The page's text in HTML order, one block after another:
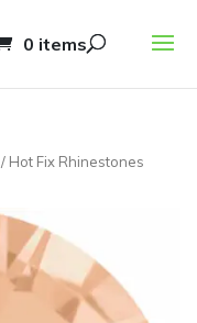
0 items
/ Hot Fix Rhinestones